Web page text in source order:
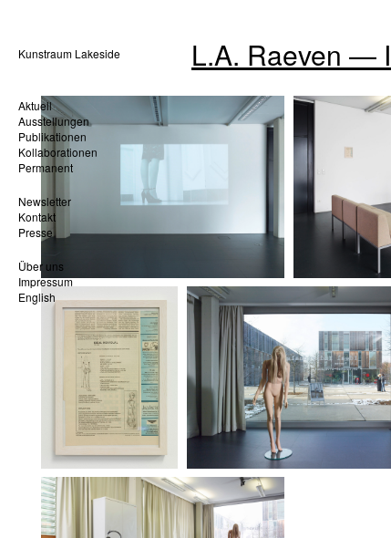
Kunstraum Lakeside
Aktuell
Ausstellungen
Publikationen
Kollaborationen
Permanent
Newsletter
Kontakt
Presse
Über uns
Impressum
English
L.A. Raeven —